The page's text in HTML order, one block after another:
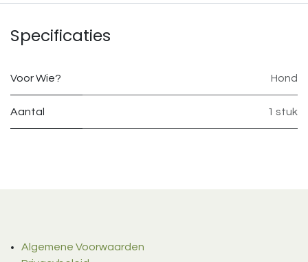
Specificaties
Voor Wie? Hond
Aantal 1 stuk
Algemene Voorwaarden